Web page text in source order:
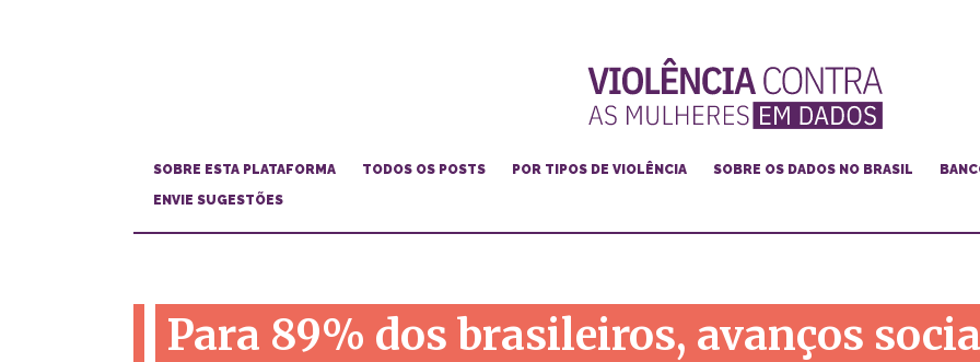
SOBRE ESTA PLATAFORMA TODOS OS POSTS POR TIPOS DE VIOLÊNCIA
Violência contra mulheres lésbicas, bis e trans
SOBRE OS DADOS NO BRASIL
ENVIE SUGESTÕES
Para 89% dos brasileiros, avanços